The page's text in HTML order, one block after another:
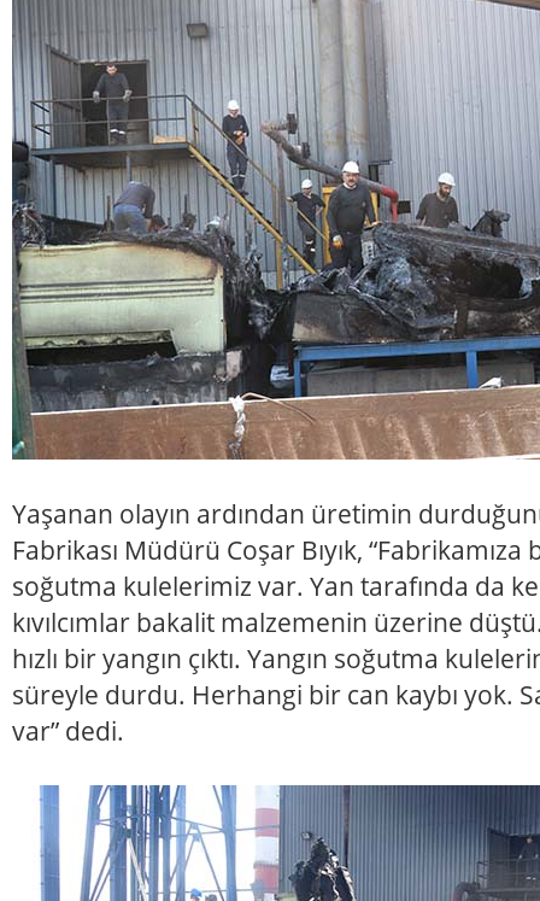
Yaşanan olayın ardından üretimin
Fabrikası Müdürü Coşar Bıyık,
soğutma kulelerimiz var. Yan tarafında da
kıvılcımlar bakalit malzemenin üzerine
hızlı bir yangın çıktı. Yangın soğutma
süreyle durdu. Herhangi bir can kaybı yok.
var” dedi.